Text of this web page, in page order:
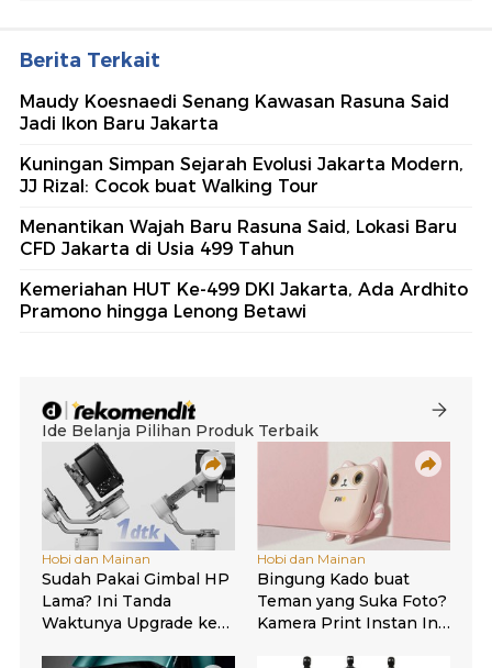
Berita Terkait
Maudy Koesnaedi Senang Kawasan Rasuna Said
Jadi Ikon Baru Jakarta
Kuningan Simpan Sejarah Evolusi Jakarta Modern,
JJ Rizal: Cocok buat Walking Tour
Menantikan Wajah Baru Rasuna Said, Lokasi Baru
CFD Jakarta di Usia 499 Tahun
Kemeriahan HUT Ke-499 DKI Jakarta, Ada Ardhito
Pramono hingga Lenong Betawi